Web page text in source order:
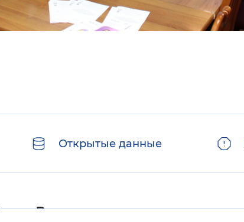
Открытые данные